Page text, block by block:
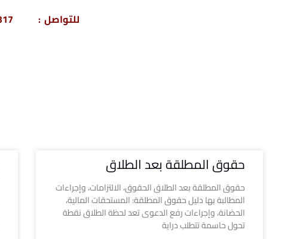
للتواصل : 201103004317+
حقوق المطلقة بعد الطلاق
حقوق المطلقة بعد الطلاق الحقوق، الالتزامات، وإجراءات
المطالبة بها دليل حقوق المطلقة: المستحقات المالية،
الحضانة، وإجراءات رفع الدعوى تعد لحظة الطلاق نقطة
تحول حاسمة تتطلب دراية